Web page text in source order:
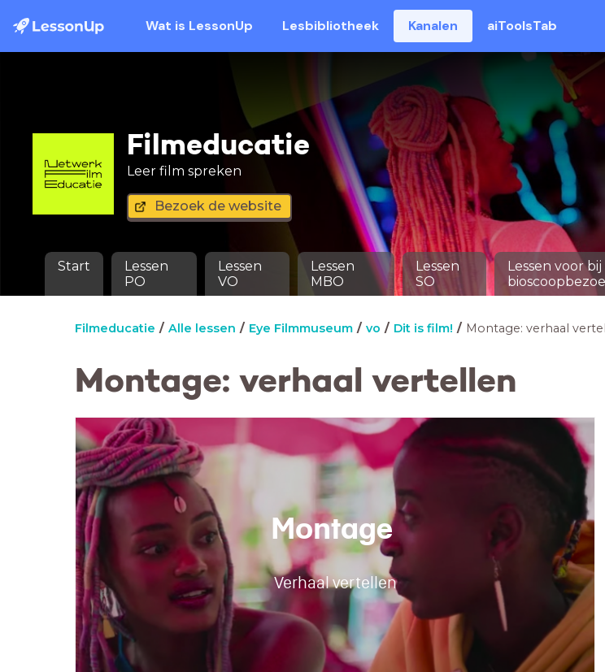
Wat is LessonUp Lesbibliotheek Kanalen aiToolsTab
Filmeducatie
Leer film spreken
Bezoek de website
Start
Lessen
PO
Lessen
VO
Lessen
MBO
Lessen
SO
Lessen voor
Filmeducatie Alle lessen Eye Filmmuseum vo Dit is film! Montage: verhaal
Montage: verhaal vertellen
Verhaal vertellen
Montage